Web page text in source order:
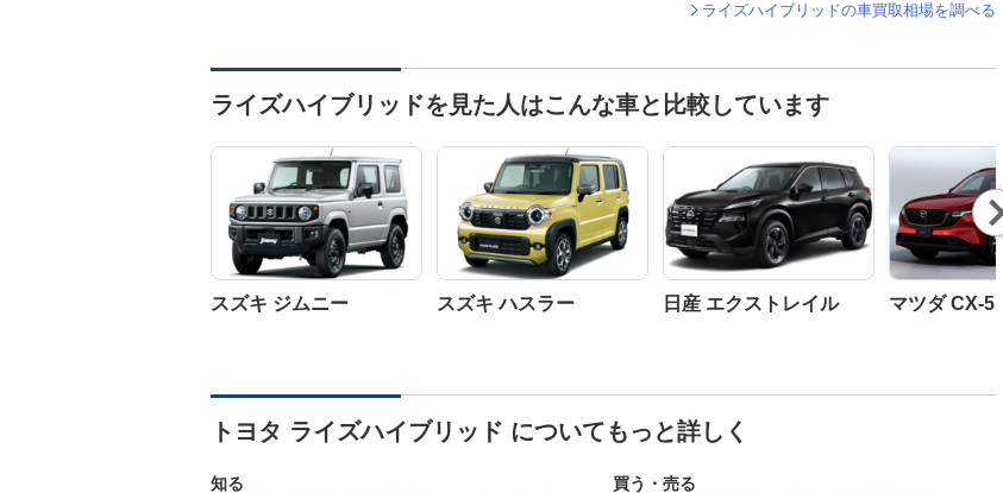
ライズハイブリッドの車買取相場を調べる
ライズハイブリッドを見た人はこんな車と比較しています
スズキ ジムニー スズキ ハスラー 日産 エクストレイル マツダ CX-5
Nex
t
トヨタ ライズハイブリッド についてもっと詳しく
知る
買う・売る